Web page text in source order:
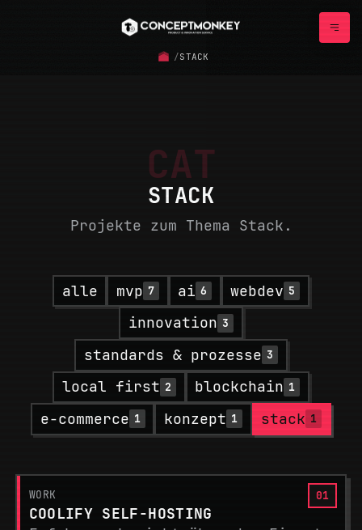
/STACK
CAT
STACK
Projekte zum Thema Stack.
alle mvp 7 ai 6 webdev 5
innovation 3
standards & prozesse 3
local first 2 blockchain 1
e-commerce 1 konzept 1 stack 1
WORK
COOLIFY SELF-HOSTING